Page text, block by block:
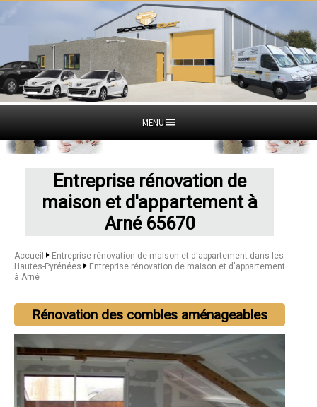
MENU
Entreprise rénovation de
maison et d'appartement à
Arné 65670
Accueil
Entreprise rénovation de maison et d'appartement dans les
Hautes-Pyrénées
Entreprise rénovation de maison et d'appartement
à Arné
Rénovation des combles aménageables